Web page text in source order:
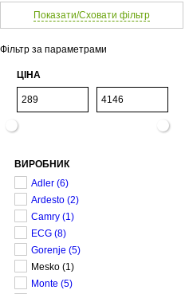
Показати/Сховати фільтр
Фільтр за параметрами
ЦІНА
ВИРОБНИК
Adler (6)
Ardesto (2)
Camry (1)
ECG (8)
Gorenje (5)
Mesko (1)
Monte (5)